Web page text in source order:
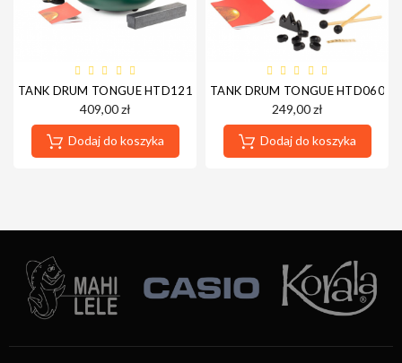
TANK DRUM TONGUE HTD1213/GN 12" ZIELONY
409,00 zł
Dodaj do koszyka
TANK DRUM TONGUE HTD0608/
249,00 zł
Dodaj do koszyka